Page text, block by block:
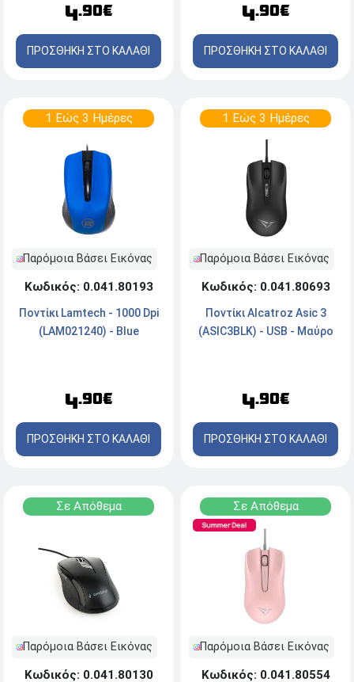
4.90€
ΠΡΟΣΘΗΚΗ ΣΤΟ ΚΑΛΑΘΙ
4.90€
ΠΡΟΣΘΗΚΗ ΣΤΟ ΚΑΛΑΘΙ
1 Εώς 3 Ημέρες
Παρόμοια Βάσει Εικόνας
Κωδικός: 0.041.80193
Ποντίκι Lamtech - 1000 Dpi
(LAM021240) - Blue
4.90€
ΠΡΟΣΘΗΚΗ ΣΤΟ ΚΑΛΑΘΙ
1 Εώς 3 Ημέρες
Παρόμοια Βάσει Εικόνας
Κωδικός: 0.041.80693
Ποντίκι Alcatroz Asic 3
(ASIC3BLK) - USB - Μαύρο
4.90€
ΠΡΟΣΘΗΚΗ ΣΤΟ ΚΑΛΑΘΙ
Σε Απόθεμα
Παρόμοια Βάσει Εικόνας
Κωδικός: 0.041.80130
Σε Απόθεμα
Παρόμοια Βάσει Εικόνας
Κωδικός: 0.041.80554